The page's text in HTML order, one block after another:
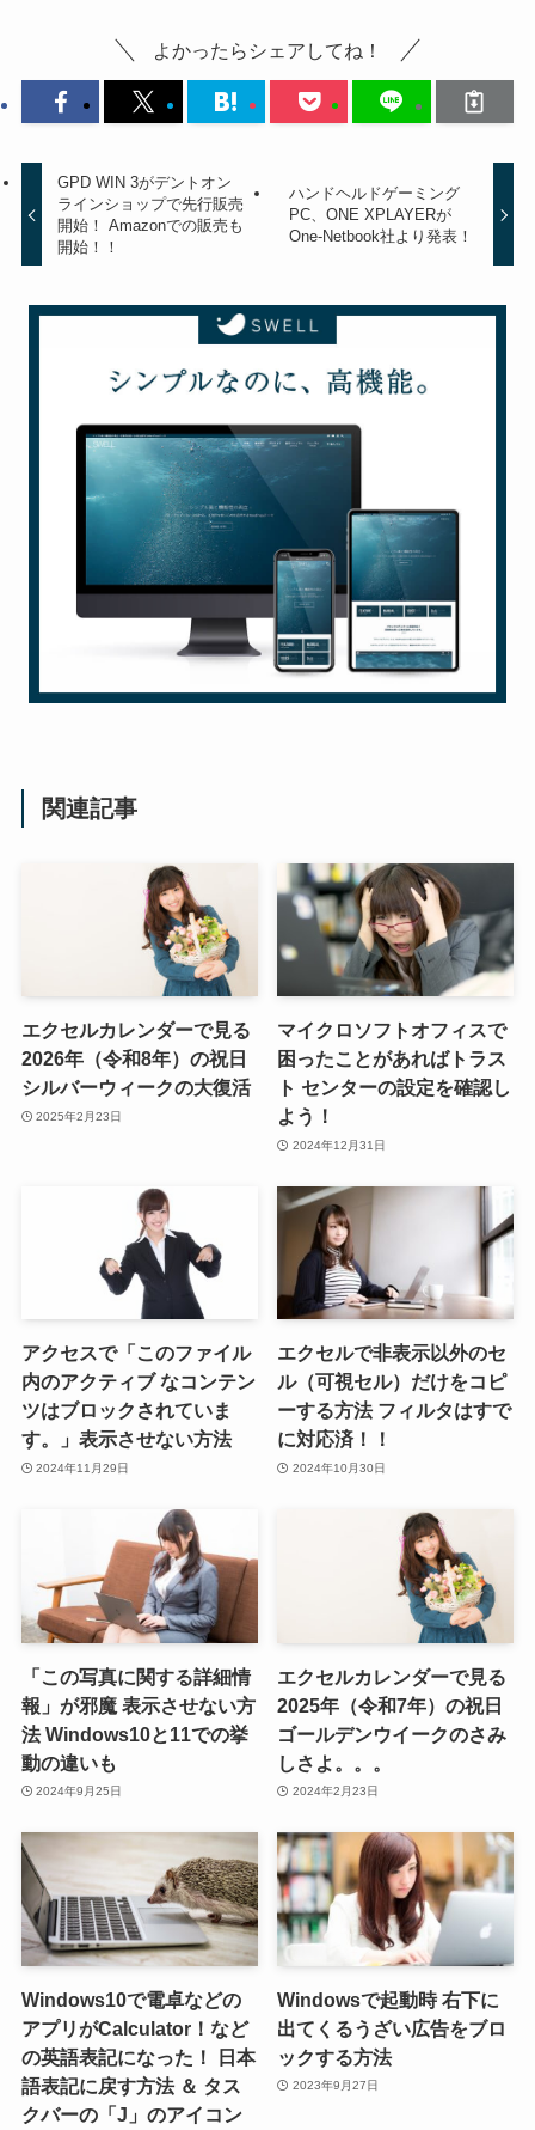
よかったらシェアしてね！
GPD WIN 3がデントオン
ラインショップで先行販売
開始！ Amazonでの販売も
開始！！
ハンドヘルドゲーミング
PC、ONE XPLAYERが
One-Netbook社より発表！
関連記事
エクセルカレンダーで見る
2026年（令和8年）の祝日
シルバーウィークの大復活
2025年2月23日
マイクロソフトオフィスで
困ったことがあればトラス
ト センターの設定を確認し
よう！
2024年12月31日
アクセスで「このファイル
内のアクティブ なコンテン
ツはブロックされていま
す。」表示させない方法
2024年11月29日
エクセルで非表示以外のセ
ル（可視セル）だけをコピ
ーする方法 フィルタはすで
に対応済！！
2024年10月30日
「この写真に関する詳細情
報」が邪魔 表示させない方
法 Windows10と11での挙
動の違いも
2024年9月25日
エクセルカレンダーで見る
2025年（令和7年）の祝日
ゴールデンウイークのさみ
しさよ。。。
2024年2月23日
Windows10で電卓などの
アプリがCalculator！など
の英語表記になった！ 日本
語表記に戻す方法 ＆ タス
クバーの「J」のアイコン
Windowsで起動時 右下に
出てくるうざい広告をブロ
ックする方法
2023年9月27日